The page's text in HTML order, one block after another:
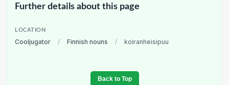
Further details about this page
LOCATION
Cooljugator / Finnish nouns / koiranheisipuu
Back to Top